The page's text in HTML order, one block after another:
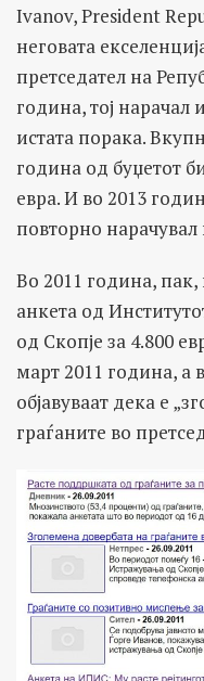
Ivanov, President
неговата
претседател на
година, тој
истата порака.
година од буџетот
евра. И во 2013
повторно нарачувал
Во 2011 година, пак,
анкета од
од Скопје за 4.800
март 2011 година, а
објавуваат дека е
граѓаните во